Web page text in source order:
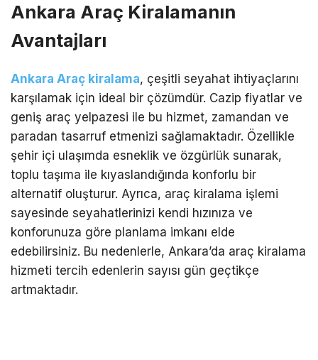
Ankara Araç Kiralamanın
Avantajları
Ankara Araç kiralama, çeşitli seyahat ihtiyaçlarını
karşılamak için ideal bir çözümdür. Cazip fiyatlar ve
geniş araç yelpazesi ile bu hizmet, zamandan ve
paradan tasarruf etmenizi sağlamaktadır. Özellikle
şehir içi ulaşımda esneklik ve özgürlük sunarak,
toplu taşıma ile kıyaslandığında konforlu bir
alternatif oluşturur. Ayrıca, araç kiralama işlemi
sayesinde seyahatlerinizi kendi hızınıza ve
konforunuza göre planlama imkanı elde
edebilirsiniz. Bu nedenlerle, Ankara’da araç kiralama
hizmeti tercih edenlerin sayısı gün geçtikçe
artmaktadır.